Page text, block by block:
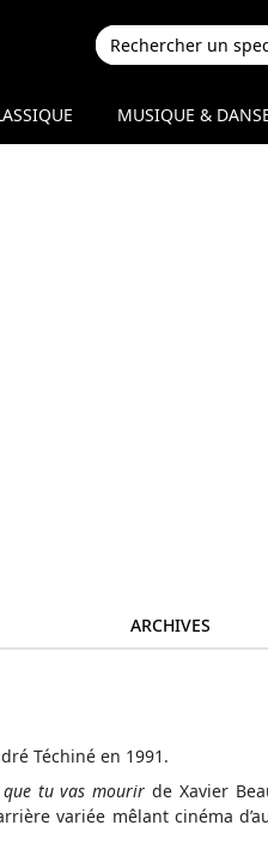
MUSIQUE &
ARCHIVES
Téchiné en 1991.
que tu vas mourir de Xavier
variée mêlant cinéma